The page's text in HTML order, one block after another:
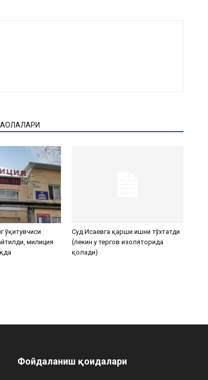
ўқитувчиси
милиция
Суд Исаевга қарши ишни тўхтатди
(лекин у тергов изоляторида
қолади)
Фойдаланиш қоидалари